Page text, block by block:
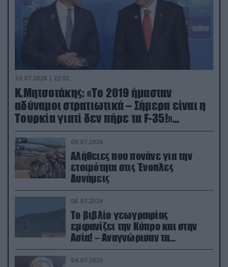
24.07.2026 | 22:02
Κ.Μητσοτάκης: «Το 2019 ήμασταν
αδύναμοι στρατιωτικά – Σήμερα είναι η
Τουρκία γιατί δεν πήρε τα F-35!»
(βίντεο)
09.07.2026
Αλήθειες που πονάνε για την
ετοιμότητα στις Ένοπλες
Δυνάμεις
08.07.2026
Το βιβλίο γεωγραφίας
εμφανίζει την Κύπρο και στην
Ασία! – Αναγνώρισαν τα
κατεχόμενα; (φωτο)
04.07.2026